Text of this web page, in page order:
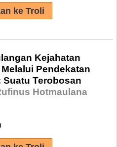
Kejahatan
Pendekatan
Suatu Terobosan
Hotmaulana